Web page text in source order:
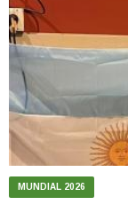
MUNDIAL 2026